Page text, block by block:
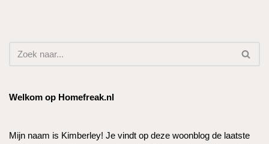
Welkom op Homefreak.nl
Mijn naam is Kimberley! Je vindt op deze woonblog de laatste